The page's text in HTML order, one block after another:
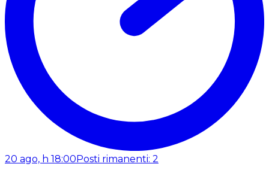
20 ago, h 18:00 Posti rimanenti: 2